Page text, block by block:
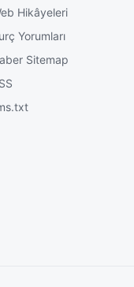
Hikâyeleri
Yorumları
Sitemap